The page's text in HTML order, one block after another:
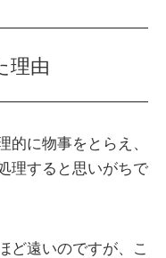
理由
的に物事をとらえ、
理すると思いがちで
ど遠いのですが、こ